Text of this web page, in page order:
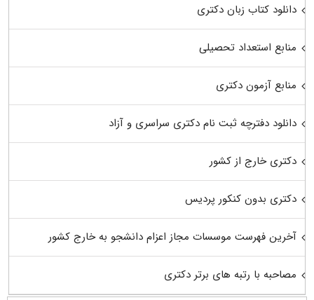
دانلود کتاب زبان دکتری
منابع استعداد تحصیلی
منابع آزمون دکتری
دانلود دفترچه ثبت نام دکتری سراسری و آزاد
دکتری خارج از کشور
دکتری بدون کنکور پردیس
آخرین فهرست موسسات مجاز اعزام دانشجو به خارج کشور
مصاحبه با رتبه های برتر دکتری